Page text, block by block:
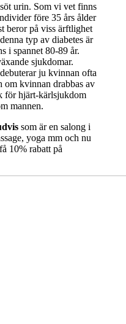
urin. Som vi vet finns
före 35 års ålder
beror på viss ärftlighet
typ av diabetes är
i spannet 80-89 år.
sjukdomar.
ju kvinnan ofta
om kvinnan drabbas av
för hjärt-kärlsjukdom
mannen.
som är en salong i
yoga mm och nu
10% rabatt på